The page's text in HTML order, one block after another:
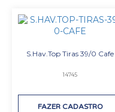
S.Hav.Top Tiras 39/0 Cafe
14745
FAZER CADASTRO